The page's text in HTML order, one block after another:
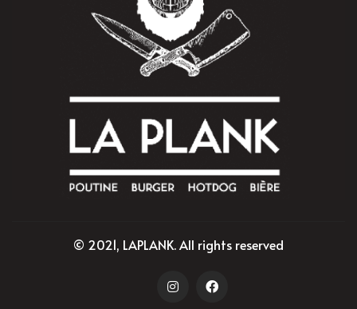
© 2021, LAPLANK. All rights reserved